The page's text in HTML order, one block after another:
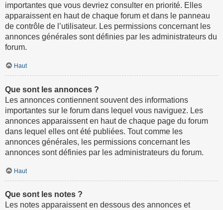
importantes que vous devriez consulter en priorité. Elles
apparaissent en haut de chaque forum et dans le panneau
de contrôle de l’utilisateur. Les permissions concernant les
annonces générales sont définies par les administrateurs du
forum.
Haut
Que sont les annonces ?
Les annonces contiennent souvent des informations
importantes sur le forum dans lequel vous naviguez. Les
annonces apparaissent en haut de chaque page du forum
dans lequel elles ont été publiées. Tout comme les
annonces générales, les permissions concernant les
annonces sont définies par les administrateurs du forum.
Haut
Que sont les notes ?
Les notes apparaissent en dessous des annonces et